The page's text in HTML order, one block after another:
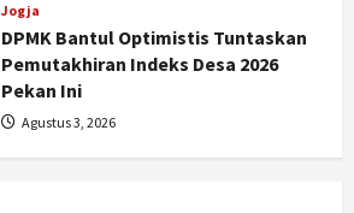
Jogja
DPMK Bantul Optimistis Tuntaskan
Pemutakhiran Indeks Desa 2026
Pekan Ini
Agustus 3, 2026
Gaji PPPK, Kemendagri Godok
Skema Bantuan Lewat DAU
Agustus 6, 2026
Jogja